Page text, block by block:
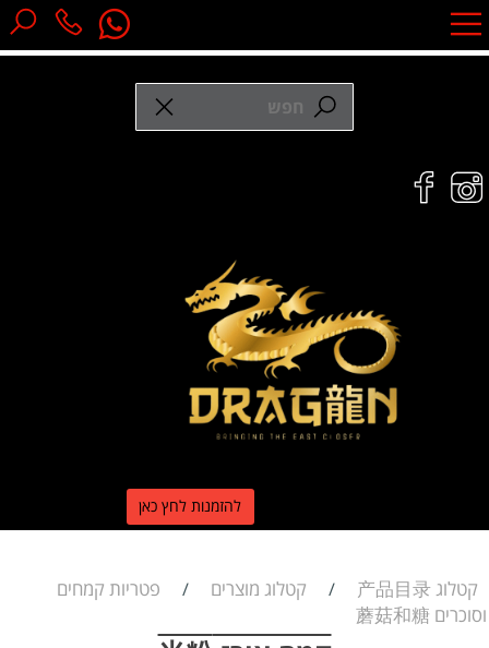
להזמנות לחץ כאן
קטלוג 产品目录 / קטלוג מוצרים /
פטריות קמחים
וסוכרים 蘑菇和糖